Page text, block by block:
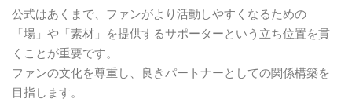
公式はあくまで、ファンがより活動しやすくなるための
「場」や「素材」を提供するサポーターという立ち位置を貫
くことが重要です。
ファンの文化を尊重し、良きパートナーとしての関係構築を
目指します。